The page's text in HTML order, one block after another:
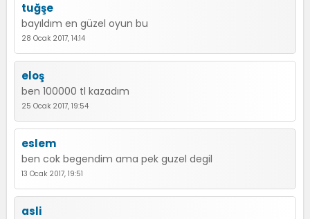
tuğşe
bayıldım en güzel oyun bu
28 Ocak 2017, 14:14
eloş
ben 100000 tl kazadım
25 Ocak 2017, 19:54
eslem
ben cok begendim ama pek guzel degil
13 Ocak 2017, 19:51
asli